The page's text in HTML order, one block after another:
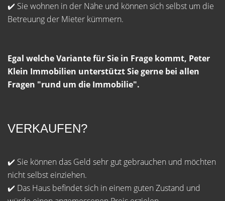
✔️ Sie wohnen in der Nähe und können sich selbst um die
Betreuung der Mieter kümmern.
Egal welche Variante für Sie in Frage kommt, Peter
Klein Immobilien unterstützt Sie gerne bei allen
Fragen "rund um die Immobilie".
VERKAUFEN?
✔️ Sie können das Geld sehr gut gebrauchen und möchten
nicht selbst einziehen.
✔️ Das Haus befindet sich in einem guten Zustand und